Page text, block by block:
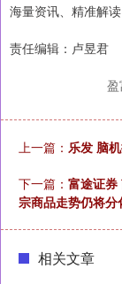
海量资讯、精准解
责任编辑：卢昱君
盈
上一篇： 乐发 脑
下一篇： 富途证券
宗商品走势仍将分
相关文章